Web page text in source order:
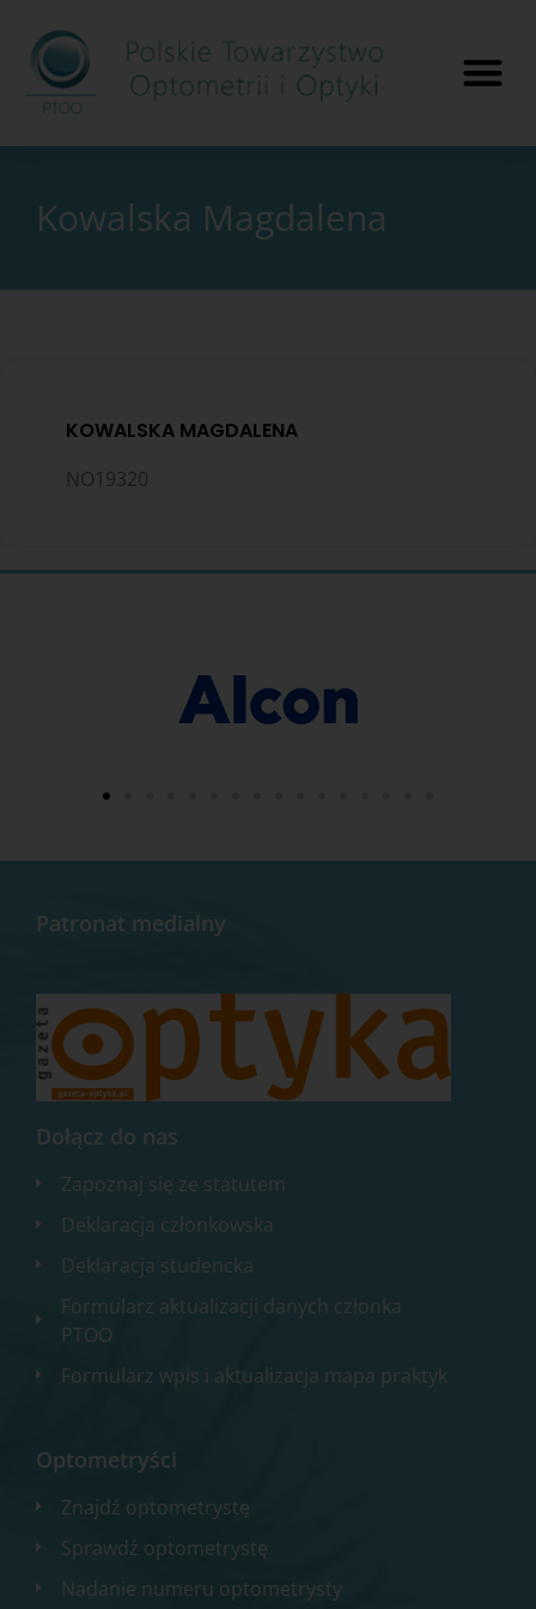
Kowalska Magdalena
KOWALSKA MAGDALENA
NO19320
Patronat medialny
Dołącz do nas
Zapoznaj się ze statutem
Deklaracja członkowska
Deklaracja studencka
Formularz aktualizacji danych członka
PTOO
Formularz wpis i aktualizacja mapa praktyk
Optometryści
Znajdź optometrystę
Sprawdź optometrystę
Nadanie numeru optometrysty